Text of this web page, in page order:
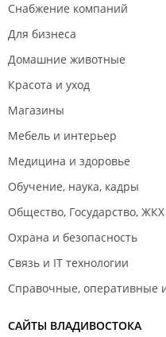
Снабжение компаний
Для бизнеса
Домашние животные
Красота и уход
Магазины
Мебель и интерьер
Медицина и здоровье
Обучение, наука, кадры
Общество, Государство, ЖКХ
Охрана и безопасность
Связь и IT технологии
Справочные, оперативные
САЙТЫ ВЛАДИВОСТОКА